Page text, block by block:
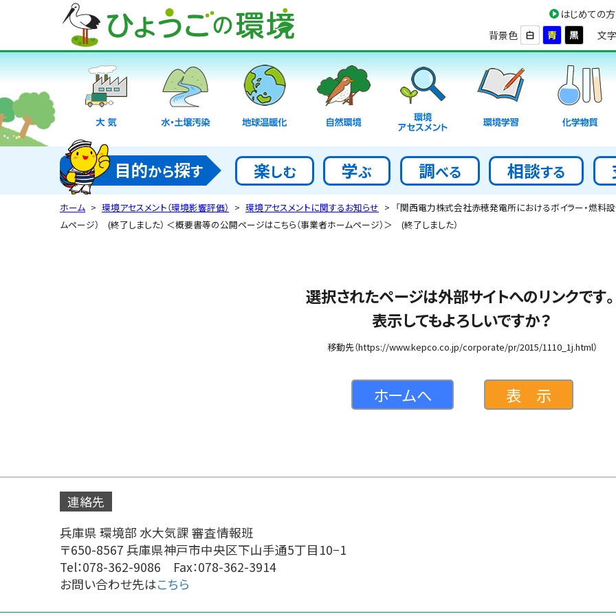
はじめての
背景色
文
大気 水・土壌汚染 地球温暖化 自然環境
アセスメント
環境学習 化学物質
目的から探す 楽しむ 学ぶ 調べる 相談する
ホーム 環境アセスメント（環境影響評価） 環境アセスメントに関するお知らせ
「関西電力株式会社赤穂発電所におけるボイラー・燃料
ムページ） (終了しました） ＜概要書等の公開ページはこちら（事業者ホームページ）＞ (終了しました）
選択されたページは外部サイトへのリンクです。
表示してもよろしいですか？
移動先（https://www.kepco.co.jp/corporate/pr/2015/1110_1j.html）
ホームへ 表 示
連絡先
兵庫県 環境部 水大気課 審査情報班
〒650-8567 兵庫県神戸市中央区下山手通5丁目10−1
Tel：078-362-9086 Fax：078-362-3914
お問い合わせ先はこちら